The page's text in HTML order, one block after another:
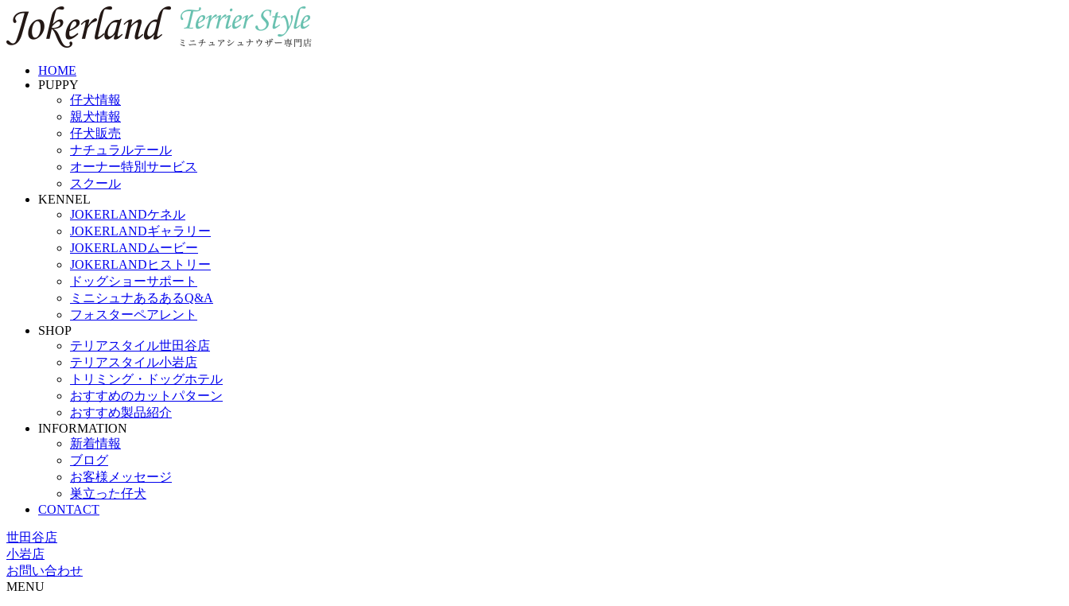
HOME
PUPPY
仔犬情報
親犬情報
仔犬販売
ナチュラルテール
オーナー特別サービス
スクール
KENNEL
JOKERLANDケネル
JOKERLANDギャラリー
JOKERLANDムービー
JOKERLANDヒストリー
ドッグショーサポート
ミニシュナあるあるQ&A
フォスターペアレント
SHOP
テリアスタイル世田谷店
テリアスタイル小岩店
トリミング・ドッグホテル
おすすめのカットパターン
おすすめ製品紹介
INFORMATION
新着情報
ブログ
お客様メッセージ
巣立った仔犬
CONTACT
世田谷店
小岩店
お問い合わせ
MENU